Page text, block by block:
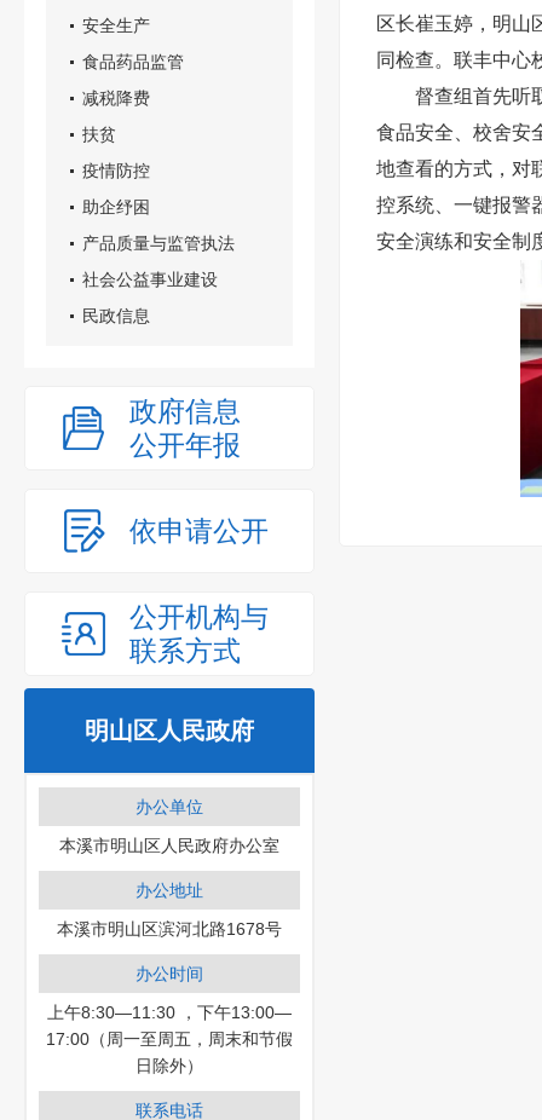
安全生产
食品药品监管
减税降费
扶贫
疫情防控
助企纾困
产品质量与监管执法
社会公益事业建设
民政信息
政府信息
公开年报
依申请公开
公开机构与
联系方式
明山区人民政府
办公单位
本溪市明山区人民政府办公室
办公地址
本溪市明山区滨河北路1678号
办公时间
上午8:30—11:30 ，下午13:00—
17:00（周一至周五，周末和节假
日除外）
联系电话
区长崔玉婷，明山
同检查。联丰中心
督查组首先听
食品安全、校舍安
地查看的方式，对
控系统、一键报警
安全演练和安全制